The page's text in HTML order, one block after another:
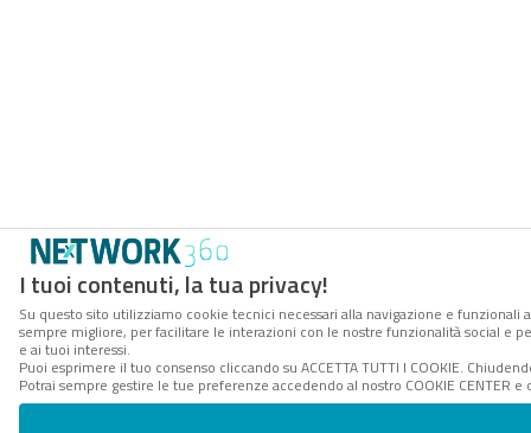
I tuoi contenuti, la tua privacy!
Su questo sito utilizziamo cookie tecnici necessari alla navigazione e
sempre migliore, per facilitare le interazioni con le nostre funzionalità social e
e ai tuoi interessi.
Puoi esprimere il tuo consenso cliccando su ACCETTA TUTTI I COOKIE.
Potrai sempre gestire le tue preferenze accedendo al nostro COOKIE